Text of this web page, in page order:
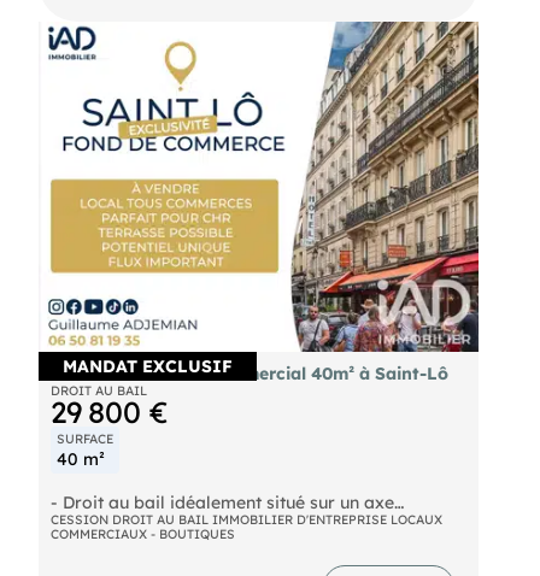
disponibles sur le site Géorisques : georisques.
gouv. fr'
MANDAT EXCLUSIF
Droit au bail local commercial 40m² à Saint-Lô
DROIT AU BAIL
29 800 €
SURFACE
40 m²
- Droit au bail idéalement situé sur un axe
passant, offrant une excellente visibilité.
Possibilité de faire une double activité. Local de
CESSION DROIT AU BAIL IMMOBILIER D'ENTREPRISE LOCAUX
COMMERCIAUX - BOUTIQUES